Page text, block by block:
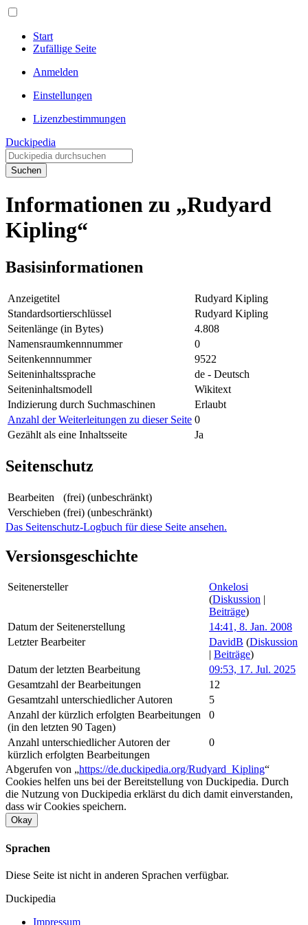
Start
Zufällige Seite
Anmelden
Einstellungen
Lizenzbestimmungen
Duckipedia
Suchen
Informationen zu „Rudyard
Kipling“
Basisinformationen
Anzeigetitel
Rudyard Kipling
Standardsortierschlüssel
Rudyard Kipling
Seitenlänge (in Bytes)
4.808
Namensraumkennnummer
0
Seitenkennnummer
9522
Seiteninhaltssprache
de - Deutsch
Seiteninhaltsmodell
Wikitext
Indizierung durch Suchmaschinen
Erlaubt
Anzahl der Weiterleitungen zu dieser Seite 0
Gezählt als eine Inhaltsseite
Ja
Seitenschutz
Bearbeiten
(frei) (unbeschränkt)
Verschieben (frei) (unbeschränkt)
Das Seitenschutz-Logbuch für diese Seite ansehen.
Versionsgeschichte
Seitenersteller
Onkelosi
(Diskussion |
Beiträge)
Datum der Seitenerstellung
14:41, 8. Jan. 2008
Letzter Bearbeiter
DavidB (Diskussion
| Beiträge)
Datum der letzten Bearbeitung
09:53, 17. Jul. 2025
Gesamtzahl der Bearbeitungen
12
Gesamtzahl unterschiedlicher Autoren
5
Anzahl der kürzlich erfolgten Bearbeitungen
(in den letzten 90 Tagen)
0
Anzahl unterschiedlicher Autoren der
kürzlich erfolgten Bearbeitungen
0
Abgerufen von „https://de.duckipedia.org/Rudyard_Kipling“
Cookies helfen uns bei der Bereitstellung von Duckipedia. Durch
die Nutzung von Duckipedia erklärst du dich damit einverstanden,
dass wir Cookies speichern.
Okay
Sprachen
Diese Seite ist nicht in anderen Sprachen verfügbar.
Duckipedia
Impressum